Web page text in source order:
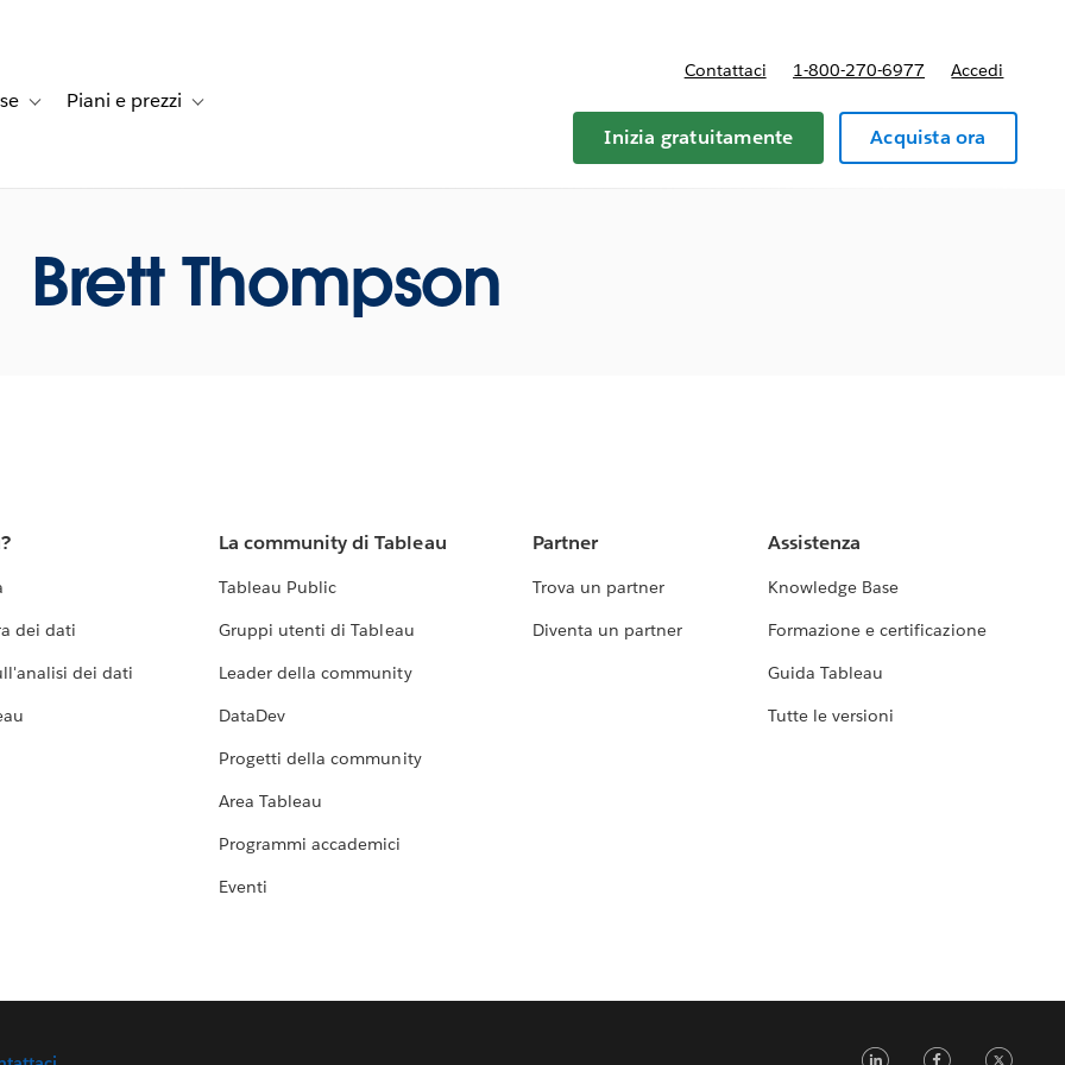
dei clientifor Soluzioni
Toggle sub-navigation for Risorse
Piani e prezzi Toggle sub-navigation for Piani e prezzi
Contattaci 1-800-270-6977 Accedi
Inizia gratuitamente Acquista ora
Brett Thompson
dei dati
dei dati
La community di Tableau
Tableau Public
Gruppi utenti di Tableau
Leader della community
DataDev
Progetti della community
Area Tableau
Programmi accademici
Eventi
Partner
Trova un partner
Diventa un partner
Assistenza
Knowledge Base
Formazione e certificazione
Guida Tableau
Tutte le versioni